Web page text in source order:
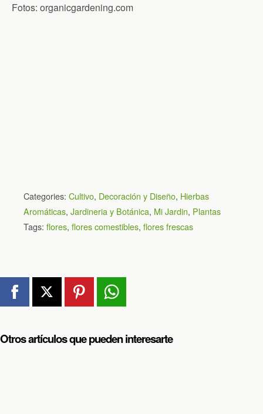
Fotos: organicgardening.com
Categories: Cultivo, Decoración y Diseño, Hierbas
Aromáticas, Jardineria y Botánica, Mi Jardin, Plantas
Tags: flores, flores comestibles, flores frescas
Otros artículos que pueden interesarte